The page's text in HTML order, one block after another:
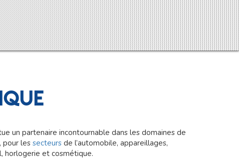
un partenaire incontournable dans les domaines de
pour les secteurs de l’automobile, appareillages,
horlogerie et cosmétique.